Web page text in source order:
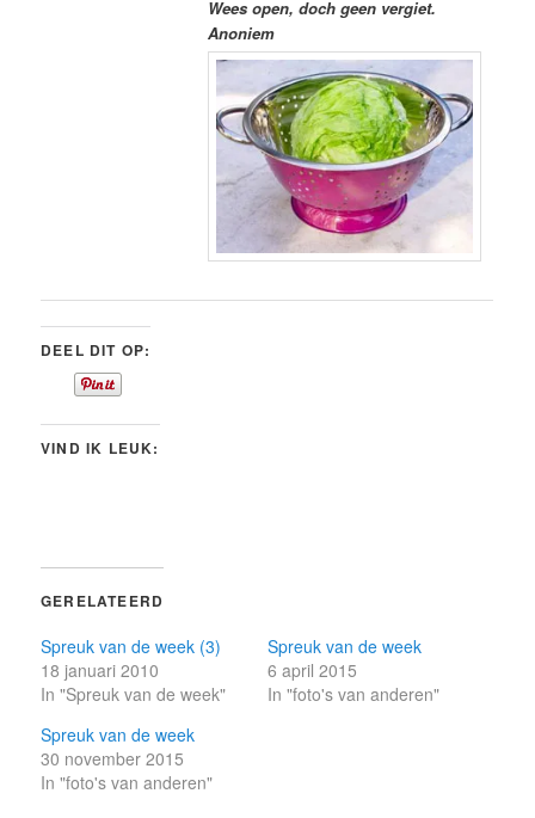
Wees open, doch geen vergiet.
Anoniem
DEEL DIT OP:
VIND IK LEUK:
GERELATEERD
Spreuk van de week (3)
18 januari 2010
In "Spreuk van de week"
Spreuk van de week
6 april 2015
In "foto's van anderen"
Spreuk van de week
30 november 2015
In "foto's van anderen"